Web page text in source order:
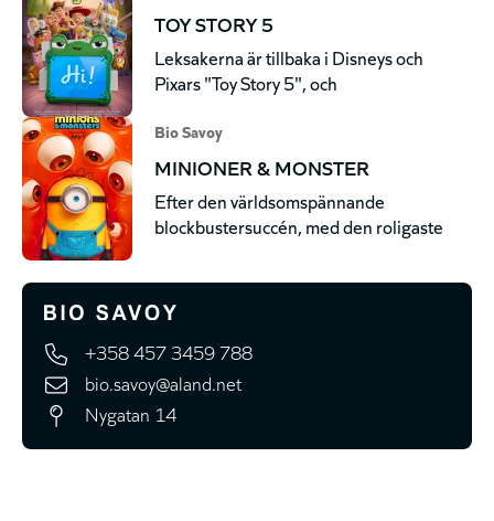
TOY STORY 5
Leksakerna är tillbaka i Disneys och
Pixars "Toy Story 5", och
Bio Savoy
MINIONER & MONSTER
Efter den världsomspännande
blockbustersuccén, med den roligaste
+358 457 3459 788
bio.savoy@aland.net
Nygatan 14